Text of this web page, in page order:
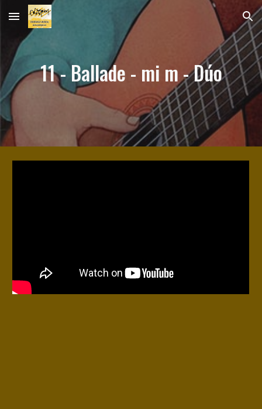
Skip to main content Skip to navigation
11 - Ballade - mi m - Dúo